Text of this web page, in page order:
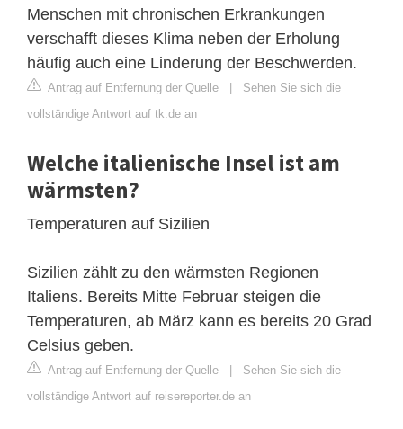
Menschen mit chronischen Erkrankungen
verschafft dieses Klima neben der Erholung
häufig auch eine Linderung der Beschwerden.
Antrag auf Entfernung der Quelle | Sehen Sie sich die
vollständige Antwort auf tk.de an
Welche italienische Insel ist am
wärmsten?
Temperaturen auf Sizilien
Sizilien zählt zu den wärmsten Regionen
Italiens. Bereits Mitte Februar steigen die
Temperaturen, ab März kann es bereits 20 Grad
Celsius geben.
Antrag auf Entfernung der Quelle | Sehen Sie sich die
vollständige Antwort auf reisereporter.de an